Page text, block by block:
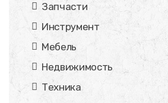
Запчасти
Инструмент
Мебель
Недвижимость
Техника